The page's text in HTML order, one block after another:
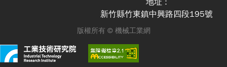
新竹縣竹東鎮中興路四段195號
版權所有 © 機械工業網